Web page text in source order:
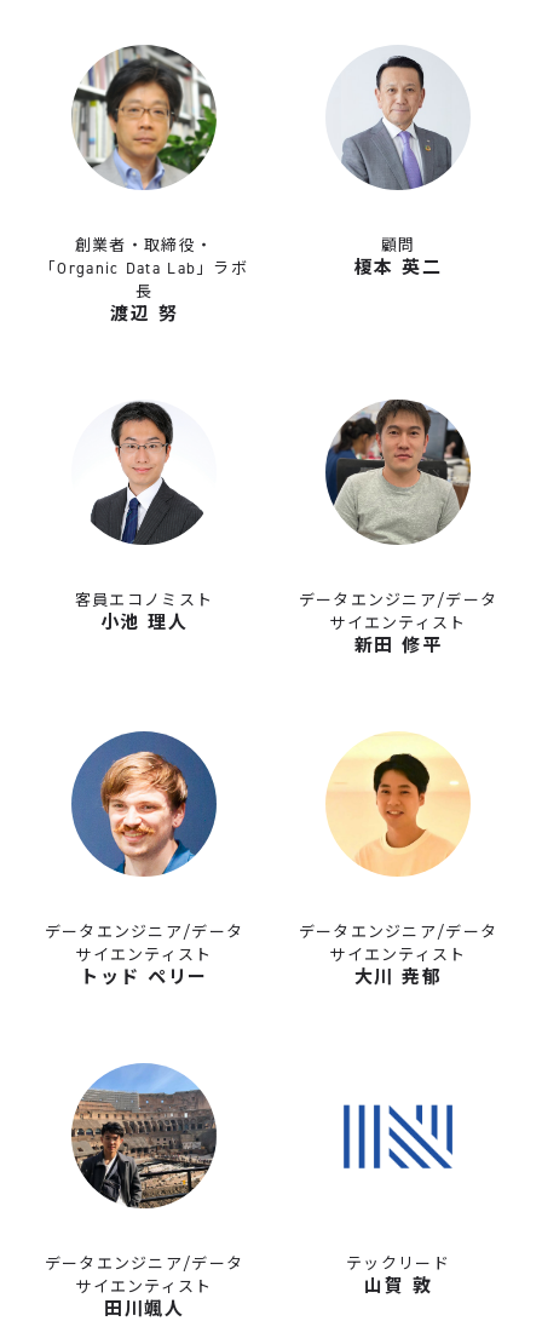
創業者・取締役・
「Organic Data Lab」ラボ
長
渡辺 努
顧問
榎本 英二
客員エコノミスト
小池 理人
データエンジニア/データ
サイエンティスト
新田 修平
データエンジニア/データ
サイエンティスト
トッド ペリー
データエンジニア/データ
サイエンティスト
大川 尭郁
データエンジニア/データ
サイエンティスト
田川颯人
テックリード
山賀 敦